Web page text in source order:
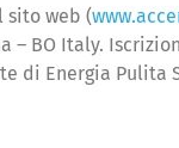
sito web (
– BO Italy.
di Energia Pulita